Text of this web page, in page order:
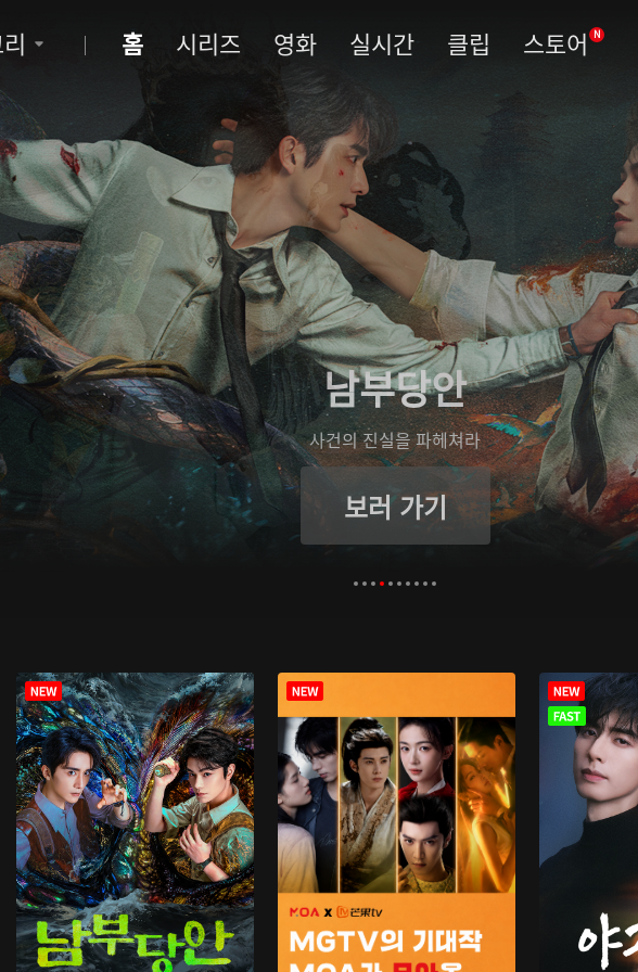
홈 시리즈 영화 실시간 클립 스토어 N
남부당안
사건의 진실을 파헤쳐라
보러 가기